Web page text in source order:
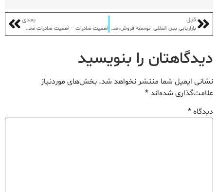
قبل
بازاریابی بین المللی -توسعه فروش،صادرات و واردات کالا
بعدی
اهمیت صادرات – اهمیت صادرات محصولات و کالاهای تولیدی
دیدگاهتان را بنویسید
نشانی ایمیل شما منتشر نخواهد شد. بخش‌های موردنیاز
علامت‌گذاری شده‌اند*
دیدگاه*